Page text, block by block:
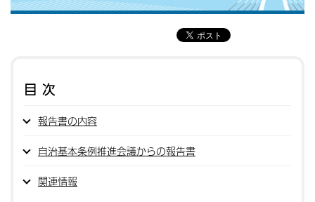
目次
報告書の内容
自治基本条例推進会議からの報告書
関連情報